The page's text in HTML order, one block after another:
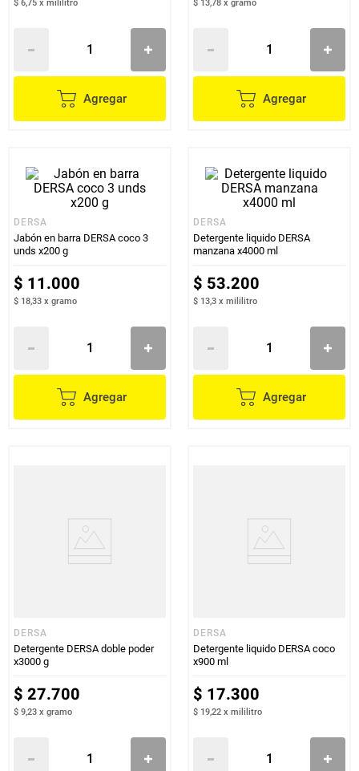
$ 6,75 x mililitro
Agregar
$ 13,78 x gramo
Agregar
DERSA
Jabón en barra DERSA coco 3
unds x200 g
$ 11.000
$ 18,33 x gramo
Agregar
DERSA
Detergente liquido DERSA
manzana x4000 ml
$ 53.200
$ 13,3 x mililitro
Agregar
DERSA
Detergente DERSA doble poder
x3000 g
$ 27.700
$ 9,23 x gramo
DERSA
Detergente liquido DERSA coco
x900 ml
$ 17.300
$ 19,22 x mililitro